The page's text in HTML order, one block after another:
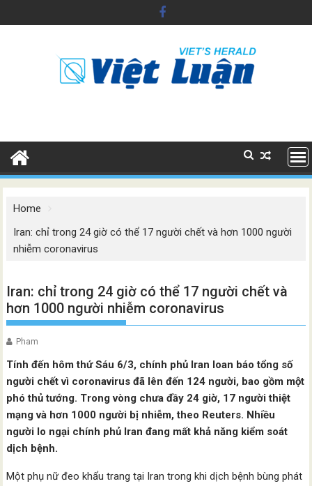
to
Home
Iran: chỉ trong 24 giờ có thể 17 người chết và hơn 1000 người
nhiễm coronavirus
Iran: chỉ trong 24 giờ có thể 17 người chết và
hơn 1000 người nhiễm coronavirus
Pham
Tính đến hôm thứ Sáu 6/3, chính phủ Iran loan báo tổng số
người chết vì coronavirus đã lên đến 124 người, bao gồm một
phó thủ tướng. Trong vòng chưa đầy 24 giờ, 17 người thiệt
mạng và hơn 1000 người bị nhiễm, theo Reuters. Nhiều
người lo ngại chính phủ Iran đang mất khả năng kiểm soát
dịch bệnh.
Một phụ nữ đeo khẩu trang tại Iran trong khi dịch bệnh bùng phát